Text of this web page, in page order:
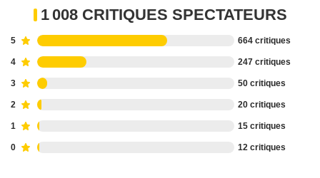
1 008 CRITIQUES SPECTATEURS
5 664 critiques
4 247 critiques
3 50 critiques
2 20 critiques
1 15 critiques
0 12 critiques